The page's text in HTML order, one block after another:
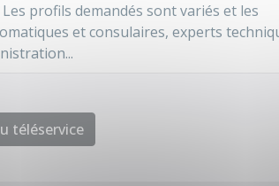
profils demandés sont variés et les
et consulaires, experts
téléservice